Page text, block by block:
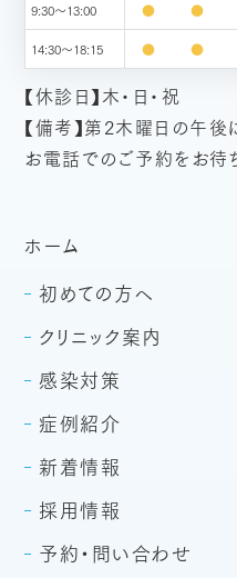
9:30～13:00 ● ●
14:30～18:15 ● ●
【休診日】木・日・祝
【備考】第2木曜日の午後
お電話でのご予約をお待ち
ホーム
初めての方へ
クリニック案内
感染対策
症例紹介
新着情報
採用情報
予約・問い合わせ